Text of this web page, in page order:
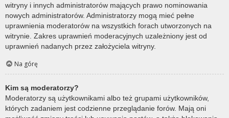
witryny i innych administratorów mających prawo nominowania
nowych administratorów. Administratorzy mogą mieć pełne
uprawnienia moderatorów na wszystkich forach utworzonych na
witrynie. Zakres uprawnień moderacyjnych uzależniony jest od
uprawnień nadanych przez założyciela witryny.
Na górę
Kim są moderatorzy?
Moderatorzy są użytkownikami albo też grupami użytkowników,
których zadaniem jest codzienne przeglądanie forów. Mają oni